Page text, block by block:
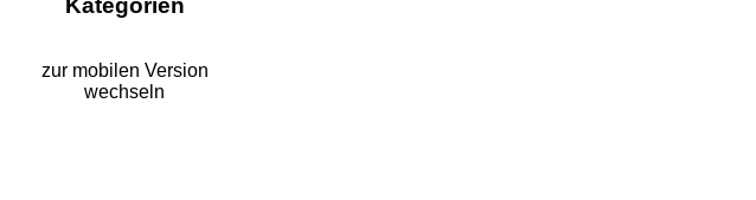
Kategorien
zur mobilen Version
wechseln